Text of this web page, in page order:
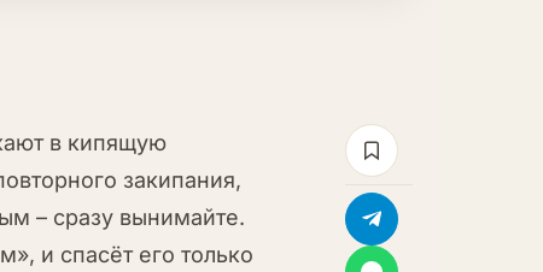
в кипящую
закипания,
– сразу вынимайте.
и спасёт его только